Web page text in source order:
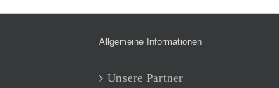
Allgemeine Informationen
Unsere Partner